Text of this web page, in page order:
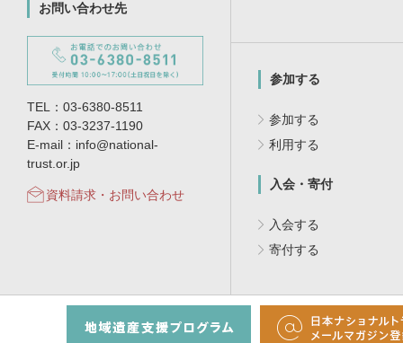
お問い合わせ先
TEL：03-6380-8511
FAX：03-3237-1190
E-mail：info@national-
trust.or.jp
資料請求・お問い合わせ
参加する
参加する
利用する
入会・寄付
入会する
寄付する